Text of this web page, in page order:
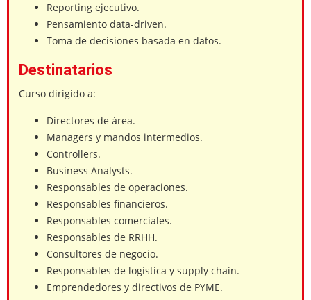
Reporting ejecutivo.
Pensamiento data-driven.
Toma de decisiones basada en datos.
Destinatarios
Curso dirigido a:
Directores de área.
Managers y mandos intermedios.
Controllers.
Business Analysts.
Responsables de operaciones.
Responsables financieros.
Responsables comerciales.
Responsables de RRHH.
Consultores de negocio.
Responsables de logística y supply chain.
Emprendedores y directivos de PYME.